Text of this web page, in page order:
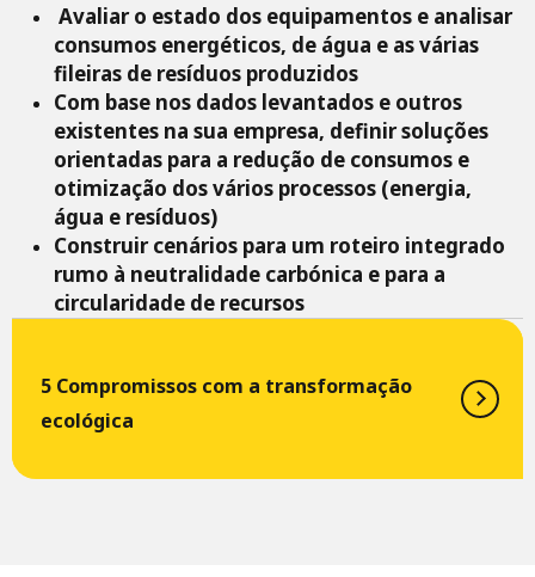
Avaliar o estado dos equipamentos e analisar
consumos energéticos, de água e as várias
fileiras de resíduos produzidos
Com base nos dados levantados e outros
existentes na sua empresa, definir soluções
orientadas para a redução de consumos e
otimização dos vários processos (energia,
água e resíduos)
Construir cenários para um roteiro integrado
rumo à neutralidade carbónica e para a
circularidade de recursos
5 Compromissos com a transformação
ecológica